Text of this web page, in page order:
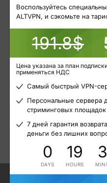
Воспользуйтесь
ALTVPN, и сэкомьте на
191.8$
Цена указана за план
применяться НДС
Самый быстрый VPN-
Персональные сервера
стриминговых площадок
7 дней гарантия
деньги без лишних
0
DAYS
19
HOURS
Услуги
VPN
Пакетные прокси
Мобильные прокси
© 2015 - 2026.